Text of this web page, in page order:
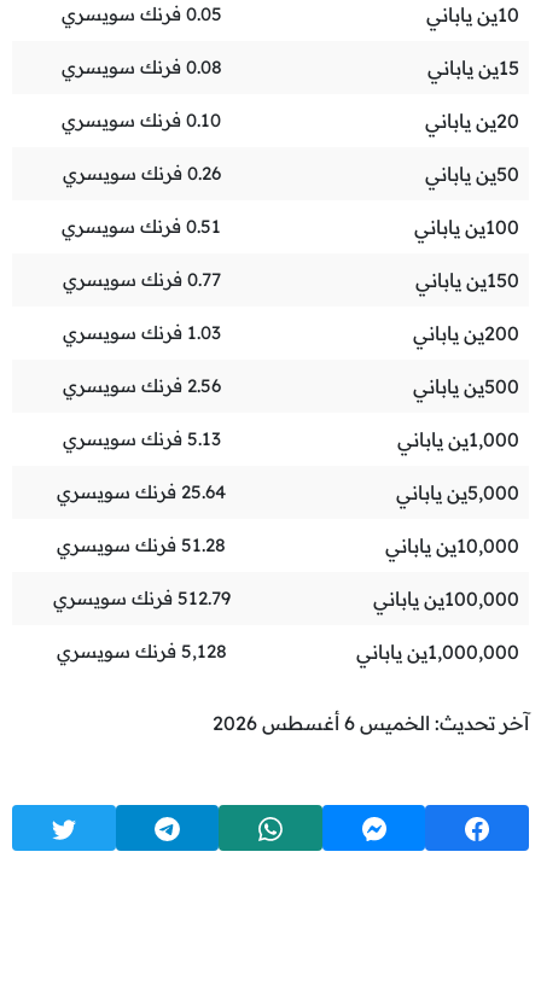
10ين ياباني 0.05 فرنك سويسري
15ين ياباني 0.08 فرنك سويسري
20ين ياباني 0.10 فرنك سويسري
50ين ياباني 0.26 فرنك سويسري
100ين ياباني 0.51 فرنك سويسري
150ين ياباني 0.77 فرنك سويسري
200ين ياباني 1.03 فرنك سويسري
500ين ياباني 2.56 فرنك سويسري
1,000ين ياباني 5.13 فرنك سويسري
5,000ين ياباني 25.64 فرنك سويسري
10,000ين ياباني 51.28 فرنك سويسري
100,000ين ياباني 512.79 فرنك سويسري
1,000,000ين ياباني 5,128 فرنك سويسري
آخر تحديث: الخميس 6 أغسطس 2026